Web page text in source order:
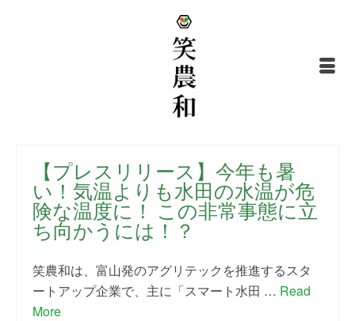
【プレスリリース】今年も暑
い！気温よりも水田の水温が危
険な温度に！ この非常事態に立
ち向かうには！？
笑農和は、富山発のアグリテックを推進するスタ
ートアップ企業で、主に「スマート水田 … Read
More